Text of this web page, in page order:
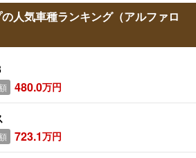
人気車種ランキング（アルファロ
480.0万円
723.1万円